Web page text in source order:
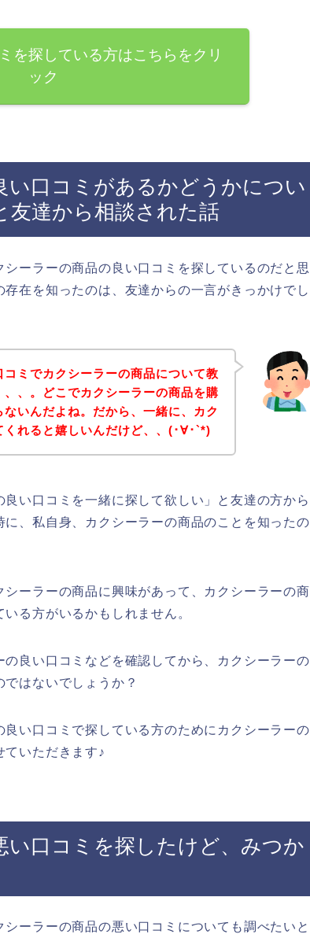
を探している方はこちらをクリ
ック
い口コミがあるかどうかについ
友達から相談された話
ーラーの商品の良い口コミを探しているのだと思
在を知ったのは、友達からの一言がきっかけでし
ミでカクシーラーの商品について教
、、。どこでカクシーラーの商品を購
いんだよね。だから、一緒に、カク
くれると嬉しいんだけど、、(･∀･`*)
い口コミを一緒に探して欲しい」と友達の方から
、私自身、カクシーラーの商品のことを知ったの
ーラーの商品に興味があって、カクシーラーの商
る方がいるかもしれません。
良い口コミなどを確認してから、カクシーラーの
はないでしょうか？
い口コミで探している方のためにカクシーラーの
ていただきます♪
い口コミを探したけど、みつか
ーラーの商品の悪い口コミについても調べたいと